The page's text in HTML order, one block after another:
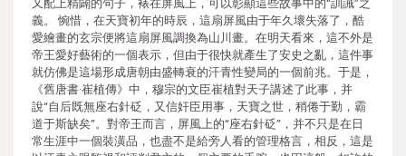
義。 惋惜，在天寶初年的時辰，這扇屏風由于年久壞失落了，酷
愛繪畫的玄宗便將這扇屏風調換為山川畫。在明天看來，這不外是
帝王愛好藝術的一個表示，但由于很快就產生了安史之亂，這件事
就仿佛是這場形成唐朝由盛轉衰的汗青性變局的一個前兆。于是，
《舊唐書·崔植傳》中，穆宗的文臣崔植對天子講述了此事，并
說“自后既無座右針砭，又信奸臣用事，天寶之世，稍倦于勤，霸
道于斯缺矣”。對帝王而言，屏風上的“座右針砭”，并不只是在日
常生涯中一個裝潢品，也盡不是給旁人看的管理格言，相反，這是